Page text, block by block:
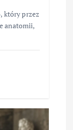
który przez
anatomii,